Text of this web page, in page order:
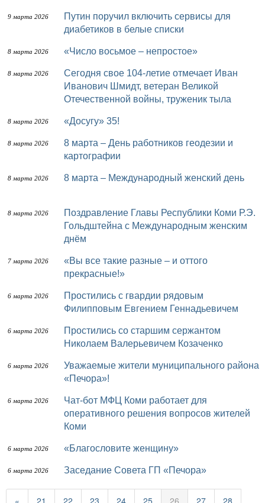
9 марта 2026
Путин поручил включить сервисы для
диабетиков в белые списки
8 марта 2026 «Число восьмое – непростое»
8 марта 2026
Сегодня свое 104-летие отмечает Иван
Иванович Шмидт, ветеран Великой
Отечественной войны, труженик тыла
8 марта 2026 ‎«Досугу» 35!
8 марта 2026
8 марта – День работников геодезии и
картографии
8 марта 2026
8 марта – Международный женский день
8 марта 2026
Поздравление Главы Республики Коми Р.Э.
Гольдштейна с Международным женским
днём
7 марта 2026
«Вы все такие разные – и оттого
прекрасные!»
6 марта 2026
Простились с гвардии рядовым
Филипповым Евгением Геннадьевичем ⠀
6 марта 2026
Простились со старшим сержантом
Николаем Валерьевичем Козаченко
6 марта 2026
Уважаемые жители муниципального района
«Печора»!
6 марта 2026
Чат-бот МФЦ Коми работает для
оперативного решения вопросов жителей
Коми
6 марта 2026 «Благословите женщину»
6 марта 2026 Заседание Совета ГП «Печора»
« 21 22 23 24 25 26 27 28